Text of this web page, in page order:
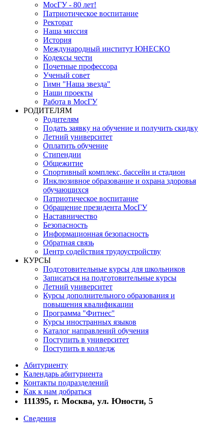
МосГУ - 80 лет!
Патриотическое воспитание
Ректорат
Наша миссия
История
Международный институт ЮНЕСКО
Кодексы чести
Почетные профессора
Ученый совет
Гимн "Наша звезда"
Наши проекты
Работа в МосГУ
РОДИТЕЛЯМ
Родителям
Подать заявку на обучение и получить скидку
Летний университет
Оплатить обучение
Стипендии
Общежитие
Спортивный комплекс, бассейн и стадион
Инклюзивное образование и охрана здоровья
обучающихся
Патриотическое воспитание
Обращение президента МосГУ
Наставничество
Безопасность
Информационная безопасность
Обратная связь
Центр содействия трудоустройству
КУРСЫ
Подготовительные курсы для школьников
Записаться на подготовительные курсы
Летний университет
Курсы дополнительного образования и
повышения квалификации
Программа "Фитнес"
Курсы иностранных языков
Каталог направлений обучения
Поступить в университет
Поступить в колледж
Абитуриенту
Календарь абитуриента
Контакты подразделений
Как к нам добраться
111395, г. Москва, ул. Юности, 5
Сведения